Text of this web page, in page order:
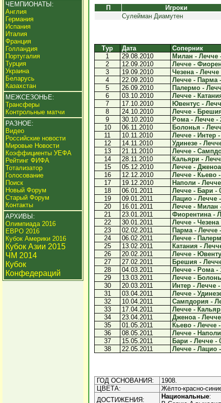
ЧЕМПИОНАТЫ:
Англия
Германия
Испания
Италия
Франция
Голландия
Португалия
Турция
Украина
Беларусь
Казахстан
МЕЖСЕЗОНЬЕ:
Трансферы
Контрольные матчи
РАЗНОЕ:
Видео
Российские новости
Мировые Новости
Коэффициенты УЕФА
Рейтинг ФИФА
Тотализатор
Голосование
Поиск
Новый Форум
Старый Форум
Контакты
АРХИВЫ:
Олимпиада 2016
ЕВРО 2016
Кубок Америки 2016
Кубок Азии 2015
ЧМ 2014
Кубок
Конфедераций
П
Игроки
Сулейман Диамутен
Тур Дата
Соперник
1
29.08.2010
Милан - Лечче
2
12.09.2010
Лечче -
3
19.09.2010
Чезена - Лечче
4
22.09.2010
Лечче - Парма
5
26.09.2010
Палермо -
6
03.10.2010
Лечче -
7
17.10.2010
Ювентус -
8
24.10.2010
Лечче -
9
30.10.2010
Рома - Лечче -
10
06.11.2010
Болонья -
11
10.11.2010
Лечче - Интер -
12
14.11.2010
Удинезе -
13
21.11.2010
Лечче -
14
28.11.2010
Кальяри -
15
05.12.2010
Лечче -
16
12.12.2010
Лечче - Кьево
17
19.12.2010
Наполи -
18
06.01.2011
Лечче - Бари -
19
09.01.2011
Лацио - Лечче
20
16.01.2011
Лечче - Милан
21
23.01.2011
Фиорентина -
22
30.01.2011
Лечче - Чезена
23
02.02.2011
Парма - Лечче
24
06.02.2011
Лечче -
25
13.02.2011
Катания -
26
20.02.2011
Лечче -
27
27.02.2011
Брешия -
28
04.03.2011
Лечче - Рома -
29
13.03.2011
Лечче -
30
20.03.2011
Интер - Лечче
31
03.04.2011
Лечче -
32
10.04.2011
Сампдория -
33
17.04.2011
Лечче -
34
23.04.2011
Дженоа -
35
01.05.2011
Кьево - Лечче
36
08.05.2011
Лечче -
37
15.05.2011
Бари - Лечче -
38
22.05.2011 Лечче - Лацио
ГОД ОСНОВАНИЯ:
1908.
ЦВЕТА:
Жёлто-красно-
ДОСТИЖЕНИЯ:
Национальные: